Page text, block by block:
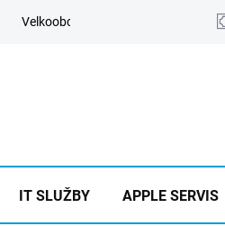
Velkoobchod Výkup
IT SLUŽBY APPLE SERVIS